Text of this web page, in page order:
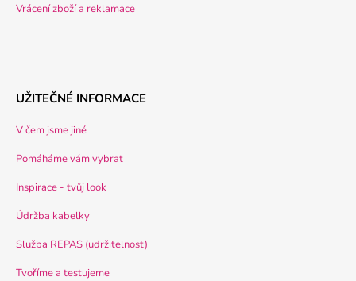
Vrácení zboží a reklamace
UŽITEČNÉ INFORMACE
V čem jsme jiné
Pomáháme vám vybrat
Inspirace - tvůj look
Údržba kabelky
Služba REPAS (udržitelnost)
Tvoříme a testujeme